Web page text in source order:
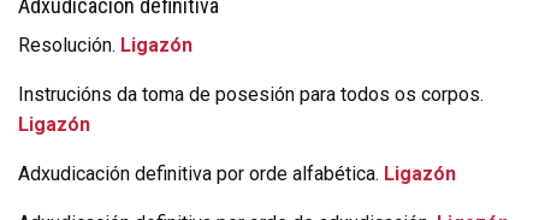
Adxudicación definitiva
Resolución. Ligazón
Instrucións da toma de posesión para todos os corpos.
Ligazón
Adxudicación definitiva por orde alfabética. Ligazón